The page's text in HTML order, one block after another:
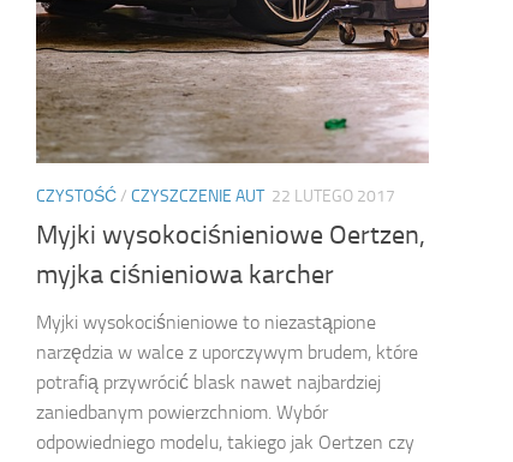
CZYSTOŚĆ/ CZYSZCZENIE AUT 22 LUTEGO 2017
Myjki wysokociśnieniowe Oertzen,
myjka ciśnieniowa karcher
Myjki wysokociśnieniowe to niezastąpione
narzędzia w walce z uporczywym brudem, które
potrafią przywrócić blask nawet najbardziej
zaniedbanym powierzchniom. Wybór
odpowiedniego modelu, takiego jak Oertzen czy